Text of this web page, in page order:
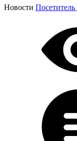
Новости Посетитель